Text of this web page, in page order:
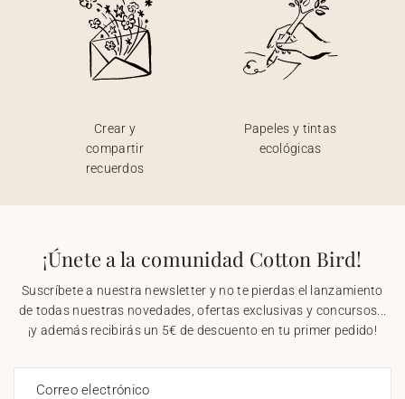
Crear y
compartir
recuerdos
Papeles y tintas
ecológicas
¡Únete a la comunidad Cotton Bird!
Suscríbete a nuestra newsletter y no te pierdas el lanzamiento
de todas nuestras novedades, ofertas exclusivas y concursos...
¡y además recibirás un 5€ de descuento en tu primer pedido!
Correo electrónico